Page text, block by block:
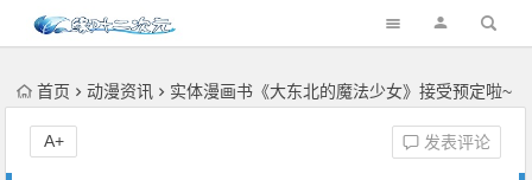
首页 动漫资讯 实体漫画书《大东北的魔法少女》接受预定啦~
发表评论
A+